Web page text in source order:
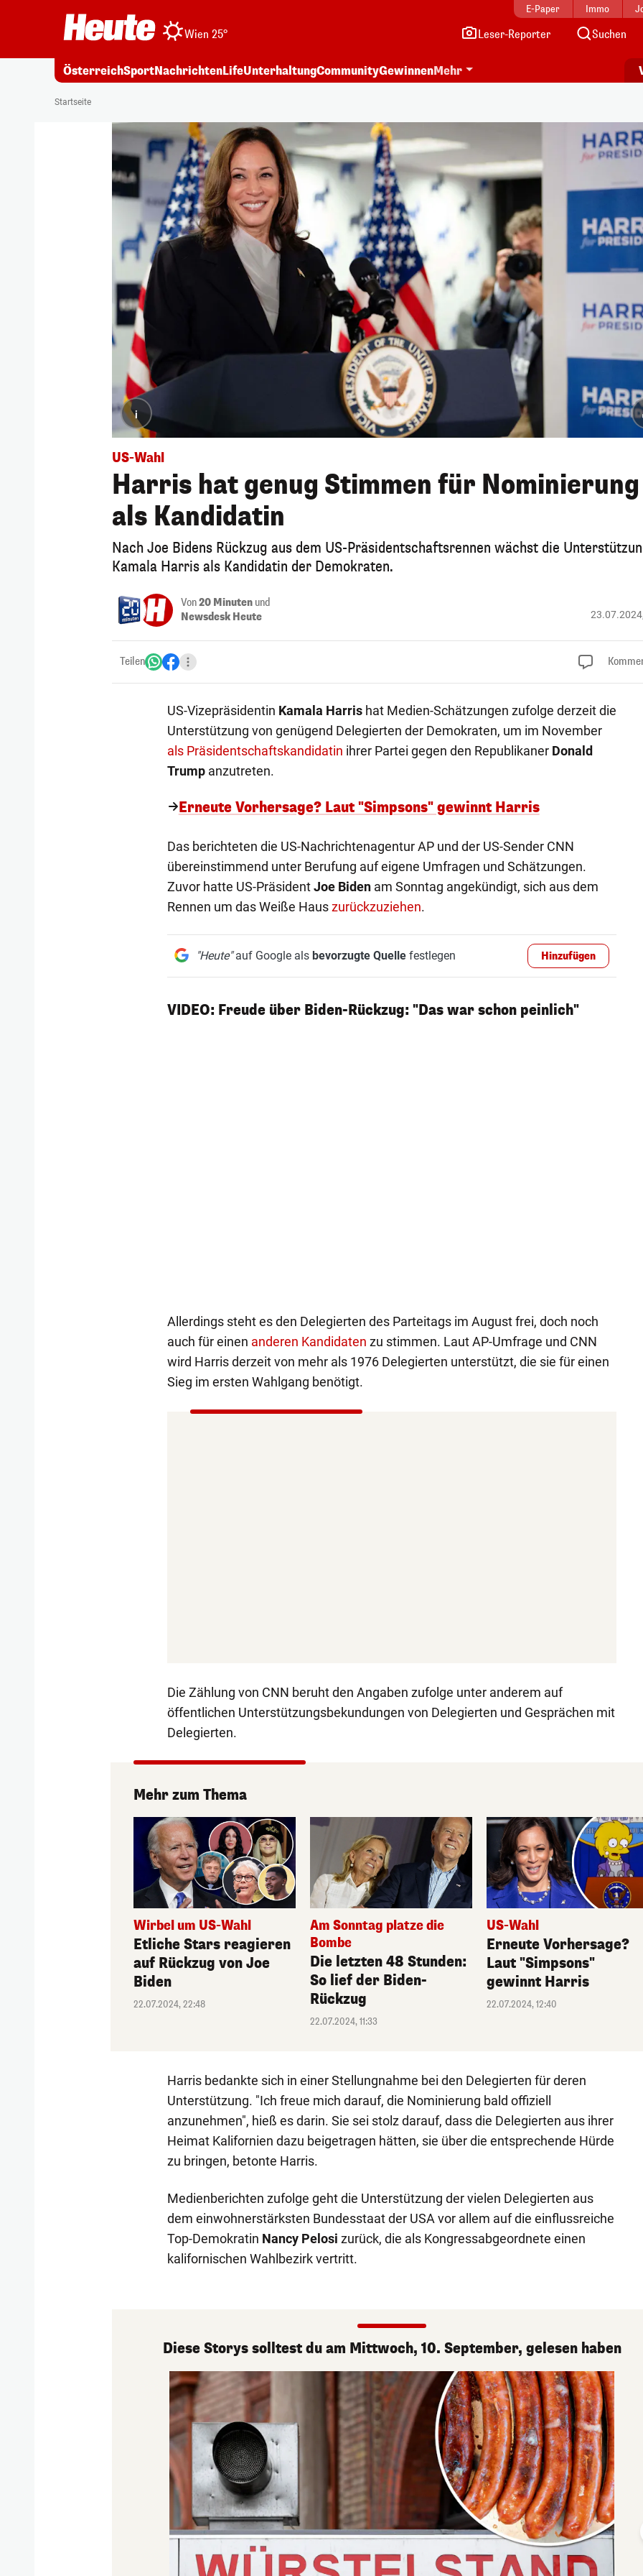
E-Paper Immo
Wien 25° Leser-Reporter Suchen
ÖsterreichSportNachrichtenLifeUnterhaltungCommunityGewinnenMehr
Startseite
i
US-Wahl
Harris hat genug Stimmen für Nominierung
als Kandidatin
Nach Joe Bidens Rückzug aus dem US-Präsidentschaftsrennen wächst die
Kamala Harris als Kandidatin der Demokraten.
Von20 Minuten und
Newsdesk Heute
Teilen
US-Vizepräsidentin Kamala Harrishat Medien-Schätzungen zufolge derzeit die
Unterstützung von genügend Delegierten der Demokraten, um im November
als Präsidentschaftskandidatin ihrer Partei gegen den Republikaner Donald
Trumpanzutreten.
Erneute Vorhersage? Laut "Simpsons" gewinnt Harris
Das berichteten die US-Nachrichtenagentur AP und der US-Sender CNN
übereinstimmend unter Berufung auf eigene Umfragen und Schätzungen.
Zuvor hatte US-PräsidentJoe Bidenam Sonntag angekündigt, sich aus dem
Rennen um das Weiße Hauszurückzuziehen.
"Heute"auf Google als bevorzugte Quellefestlegen Hinzufügen
VIDEO: Freude über Biden-Rückzug: "Das war schon peinlich"
Allerdings steht es den Delegierten des Parteitags im August frei, doch noch
auch für einen anderen Kandidaten zu stimmen. Laut AP-Umfrage und CNN
wird Harris derzeit von mehr als 1976 Delegierten unterstützt, die sie für einen
Sieg im ersten Wahlgang benötigt.
Die Zählung von CNN beruht den Angaben zufolge unter anderem auf
öffentlichen Unterstützungsbekundungen von Delegierten und Gesprächen mit
Delegierten.
Mehr zum Thema
Wirbel um US-Wahl
Etliche Stars reagieren
auf Rückzug von Joe
Biden
22.07.2024, 22:48
Am Sonntag platze die
Bombe
Die letzten 48 Stunden:
So lief der Biden-
Rückzug
22.07.2024, 11:33
US-Wahl
Erneute Vorhersage?
Laut "Simpsons"
gewinnt Harris
22.07.2024, 12:40
Harris bedankte sich in einer Stellungnahme bei den Delegierten für deren
Unterstützung. "Ich freue mich darauf, die Nominierung bald offiziell
anzunehmen", hieß es darin. Sie sei stolz darauf, dass die Delegierten aus ihrer
Heimat Kalifornien dazu beigetragen hätten, sie über die entsprechende Hürde
zu bringen, betonte Harris.
Medienberichten zufolge geht die Unterstützung der vielen Delegierten aus
dem einwohnerstärksten Bundesstaat der USA vor allem auf die einflussreiche
Top-Demokratin Nancy Pelosi zurück, die als Kongressabgeordnete einen
kalifornischen Wahlbezirk vertritt.
Diese Storys solltest du am Mittwoch, 10. September, gelesen haben